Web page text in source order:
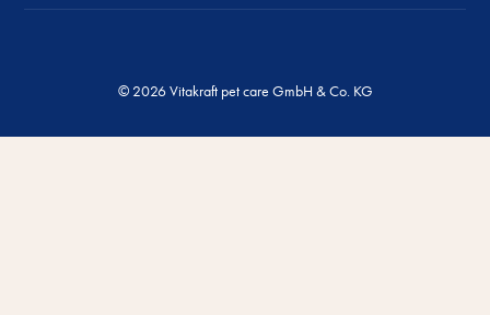
© 2026 Vitakraft pet care GmbH & Co. KG